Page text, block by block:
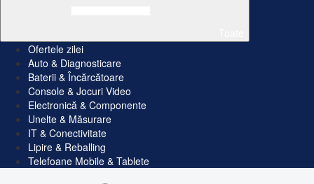
Ofertele zilei
Auto & Diagnosticare
Baterii & Încărcătoare
Console & Jocuri Video
Electronică & Componente
Unelte & Măsurare
IT & Conectivitate
Lipire & Reballing
Telefoane Mobile & Tablete